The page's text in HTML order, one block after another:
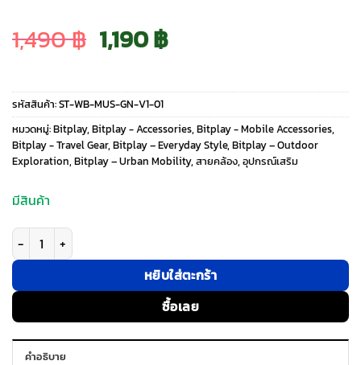
1,490฿ Original
price
was:
1,490 ฿.
1,190฿Current
price
is:
1,190 ฿.
รหัสสินค้า:ST-WB-MUS-GN-V1-01
หมวดหมู่:Bitplay, Bitplay - Accessories, Bitplay - Mobile Accessories,
Bitplay - Travel Gear, Bitplay – Everyday Style, Bitplay – Outdoor
Exploration, Bitplay – Urban Mobility, สายคล้อง, อุปกรณ์เสริม
มีสินค้า
จำนวน Bitplay รุ่น Multi-Use Strap - สายคล้องอเนกประสงค์ - สี Army
หยิบใส่ตะกร้า
ซื้อเลย
คำอธิบาย